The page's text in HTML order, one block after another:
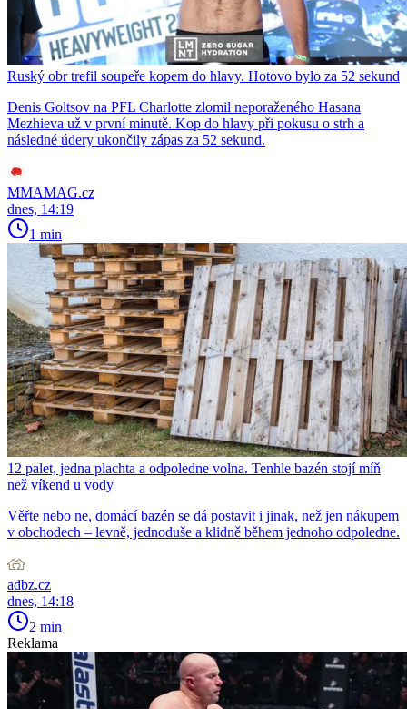
Ruský obr trefil soupeře kopem do hlavy. Hotovo bylo za 52 sekund
Denis Goltsov na PFL Charlotte zlomil neporaženého Hasana
Mezhieva už v první minutě. Kop do hlavy při pokusu o strh a
následné údery ukončily zápas za 52 sekund.
MMAMAG.cz
dnes, 14:19
1 min
12 palet, jedna plachta a odpoledne volna. Tenhle bazén stojí míň
než víkend u vody
Věřte nebo ne, domácí bazén se dá postavit i jinak, než jen nákupem
v obchodech – levně, jednoduše a klidně během jednoho odpoledne.
adbz.cz
dnes, 14:18
2 min
Reklama